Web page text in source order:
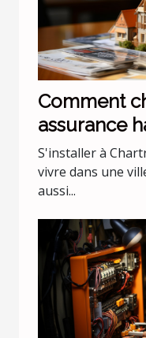
Comment
assurance
?
S'installer à
vivre dans une
aussi...